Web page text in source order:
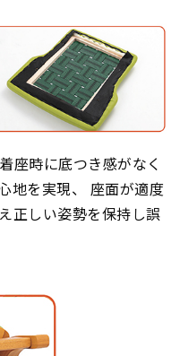
座時に底つき感がなく
地を実現、 座面が適度
正しい姿勢を保持し誤